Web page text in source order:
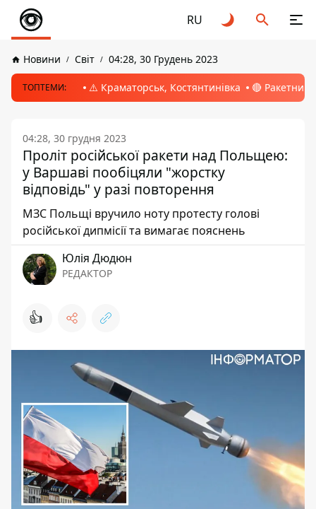
RU
Новини Світ 04:28, 30 Грудень 2023
ТОПТЕМИ: ⚠️ Краматорськ, Костянтинівка 🔴 Ракетний
04:28, 30 грудня 2023
Проліт російської ракети над Польщею:
у Варшаві пообіцяли "жорстку
відповідь" у разі повторення
МЗС Польщі вручило ноту протесту голові
російської дипмісії та вимагає пояснень
Юлія Дюдюн
РЕДАКТОР
👍